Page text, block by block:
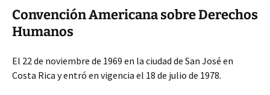
Convención Americana sobre Derechos
Humanos
El 22 de noviembre de 1969 en la ciudad de San José en
Costa Rica y entró en vigencia el 18 de julio de 1978.